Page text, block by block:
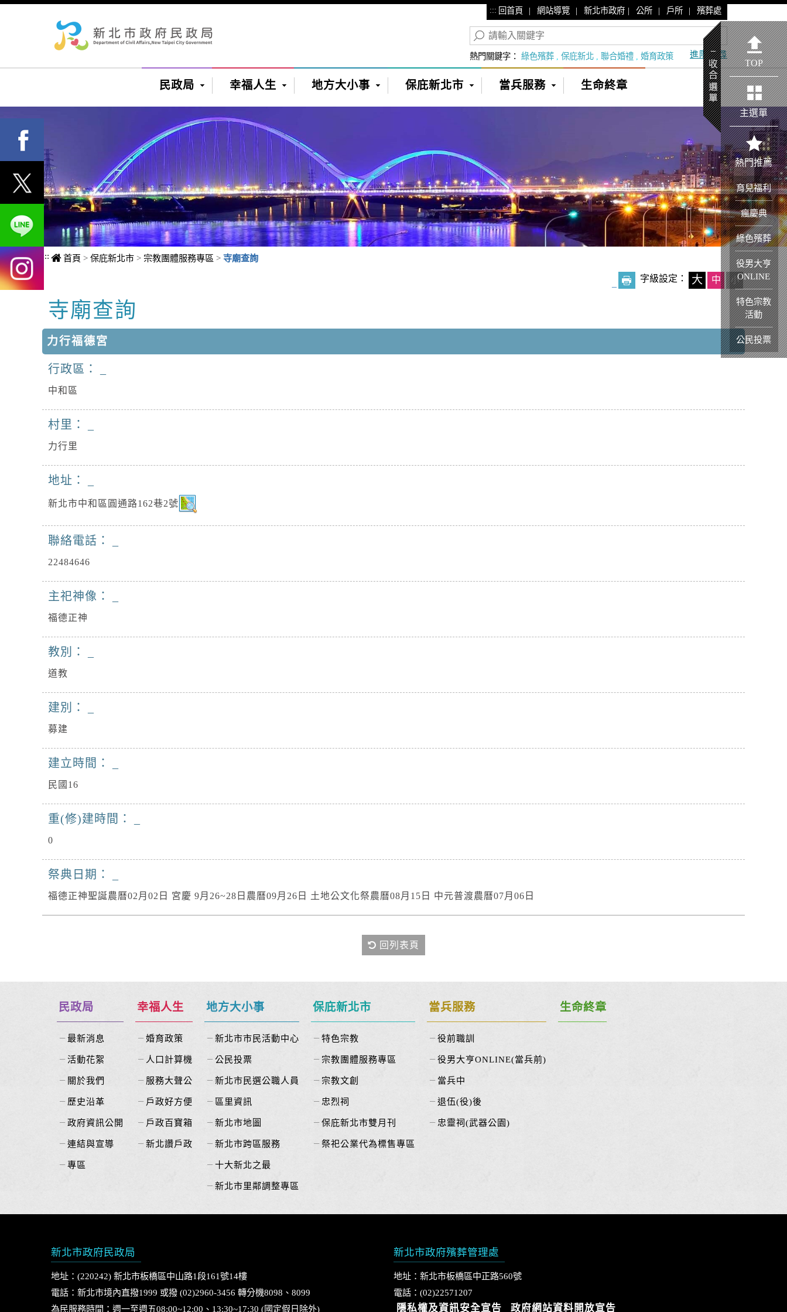
::: 回首頁 | 網站導覽 | 新北市政府 | 公所 | 戶所 | 殯葬處
熱門關鍵字： 綠色殯葬 保庇新北 聯合婚禮 婚育政策 進階搜尋
民政局 幸福人生 地方大小事 保庇新北市 當兵服務 生命終章
::: 首頁 > 保庇新北市 > 宗教團體服務專區 > 寺廟查詢
字級設定： 大 中 小
中央內容區塊
寺廟查詢
力行福德宮
行政區：
中和區
村里：
力行里
地址：
新北市中和區圓通路162巷2號
聯絡電話：
22484646
主祀神像：
福德正神
教別：
道教
建別：
募建
建立時間：
民國16
重(修)建時間：
0
祭典日期：
福德正神聖誕農曆02月02日 宮慶 9月26~28日農曆09月26日 土地公文化祭農曆08月15日 中元普渡農曆07月06日
回列表頁
民政局
最新消息
活動花絮
關於我們
歷史沿革
政府資訊公開
連結與宣導
專區
幸福人生
婚育政策
人口計算機
服務大聲公
戶政好方便
戶政百寶箱
新北讚戶政
地方大小事
新北市市民活動中心
公民投票
新北市民選公職人員
區里資訊
新北市地圖
新北市跨區服務
十大新北之最
新北市里鄰調整專區
保庇新北市
特色宗教
宗教團體服務專區
宗教文創
忠烈祠
保庇新北市雙月刊
祭祀公業代為標售專區
當兵服務
役前職訓
役男大亨ONLINE(當兵前)
當兵中
退伍(役)後
忠靈祠(武器公園)
生命終章
新北市政府民政局
地址：(220242) 新北市板橋區中山路1段161號14樓
電話：新北市境內直撥1999 或撥 (02)2960-3456 轉分機8098、8099
為民服務時間：週一至週五08:00~12:00、13:30~17:30 (國定假日除外)
新北市政府殯葬管理處
地址：新北市板橋區中正路560號
電話：(02)22571207
隱私權及資訊安全宣告 政府網站資料開放宣告
TOP
主選單
熱門推薦
育兒福利
瘋慶典
綠色殯葬
役男大亨
ONLINE
特色宗教
活動
公民投票